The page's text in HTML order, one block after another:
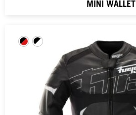
MINI WALLET